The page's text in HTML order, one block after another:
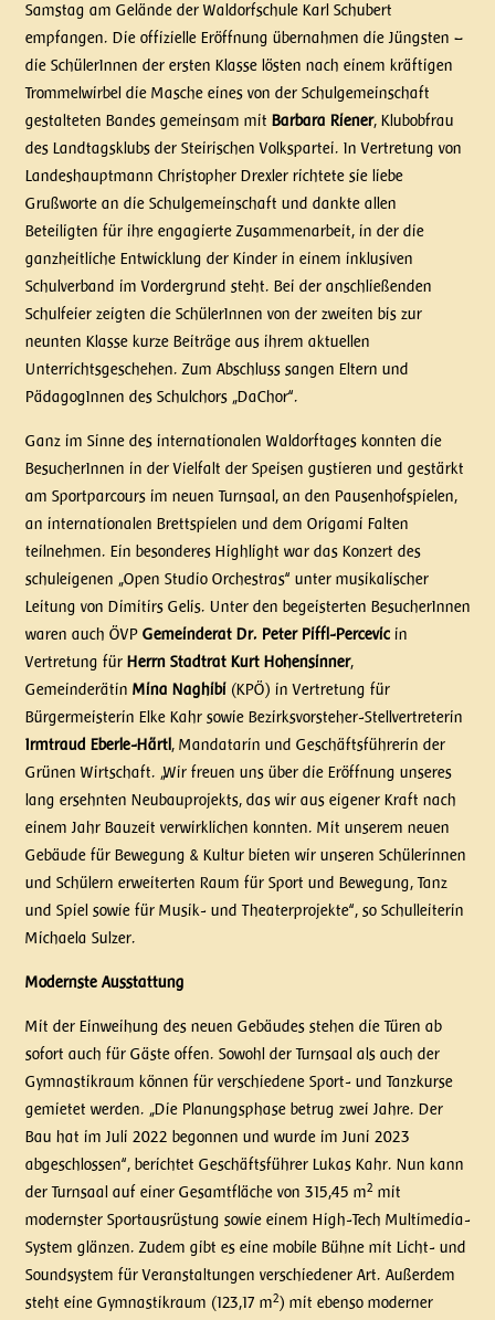
Samstag am Gelände der Waldorfschule Karl Schubert
empfangen. Die offizielle Eröffnung übernahmen die Jüngsten –
die SchülerInnen der ersten Klasse lösten nach einem kräftigen
Trommelwirbel die Masche eines von der Schulgemeinschaft
gestalteten Bandes gemeinsam mit Barbara Riener, Klubobfrau
des Landtagsklubs der Steirischen Volkspartei. In Vertretung von
Landeshauptmann Christopher Drexler richtete sie liebe
Grußworte an die Schulgemeinschaft und dankte allen
Beteiligten für ihre engagierte Zusammenarbeit, in der die
ganzheitliche Entwicklung der Kinder in einem inklusiven
Schulverband im Vordergrund steht. Bei der anschließenden
Schulfeier zeigten die SchülerInnen von der zweiten bis zur
neunten Klasse kurze Beiträge aus ihrem aktuellen
Unterrichtsgeschehen. Zum Abschluss sangen Eltern und
PädagogInnen des Schulchors „DaChor“.
Ganz im Sinne des internationalen Waldorftages konnten die
BesucherInnen in der Vielfalt der Speisen gustieren und gestärkt
am Sportparcours im neuen Turnsaal, an den Pausenhofspielen,
an internationalen Brettspielen und dem Origami Falten
teilnehmen. Ein besonderes Highlight war das Konzert des
schuleigenen „Open Studio Orchestras“ unter musikalischer
Leitung von Dimitirs Gelis. Unter den begeisterten BesucherInnen
waren auch ÖVP Gemeinderat Dr. Peter Piffl-Percevicin
Vertretung für Herrn Stadtrat Kurt Hohensinner,
Gemeinderätin Mina Naghibi(KPÖ) in Vertretung für
Bürgermeisterin Elke Kahr sowie Bezirksvorsteher-Stellvertreterin
Irmtraud Eberle-Härtl, Mandatarin und Geschäftsführerin der
Grünen Wirtschaft. „Wir freuen uns über die Eröffnung unseres
lang ersehnten Neubauprojekts, das wir aus eigener Kraft nach
einem Jahr Bauzeit verwirklichen konnten. Mit unserem neuen
Gebäude für Bewegung & Kultur bieten wir unseren Schülerinnen
und Schülern erweiterten Raum für Sport und Bewegung, Tanz
und Spiel sowie für Musik- und Theaterprojekte“, so Schulleiterin
Michaela Sulzer.
Modernste Ausstattung
Mit der Einweihung des neuen Gebäudes stehen die Türen ab
sofort auch für Gäste offen. Sowohl der Turnsaal als auch der
Gymnastikraum können für verschiedene Sport- und Tanzkurse
gemietet werden. „Die Planungsphase betrug zwei Jahre. Der
Bau hat im Juli 2022 begonnen und wurde im Juni 2023
abgeschlossen“, berichtet Geschäftsführer Lukas Kahr. Nun kann
der Turnsaal auf einer Gesamtfläche von 315,45 m2 mit
modernster Sportausrüstung sowie einem High-Tech Multimedia-
System glänzen. Zudem gibt es eine mobile Bühne mit Licht- und
Soundsystem für Veranstaltungen verschiedener Art. Außerdem
steht eine Gymnastikraum (123,17 m2) mit ebenso moderner